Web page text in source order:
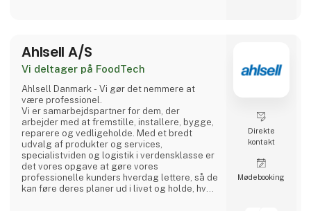
Ahlsell A/S
Vi deltager på FoodTech
Ahlsell Danmark - Vi gør det nemmere at
være professionel.
Vi er samarbejdspartner for dem, der
arbejder med at fremstille, installere, bygge,
reparere og vedligeholde. Med et bredt
udvalg af produkter og services,
specialistviden og logistik i verdensklasse er
det vores opgave at gøre vores
professionelle kunders hverdag lettere, så de
kan føre deres planer ud i livet og holde, hvad
Direkte
kontakt
Møde­booking